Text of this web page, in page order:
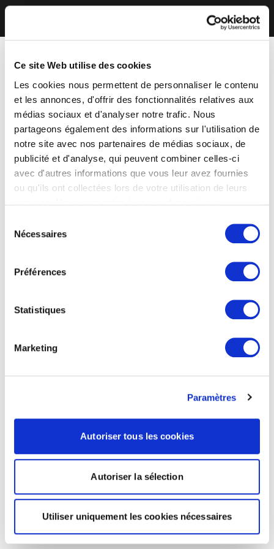
Ce site Web utilise des cookies
Les cookies nous permettent de personnaliser le contenu
et les annonces, d'offrir des fonctionnalités relatives aux
médias sociaux et d'analyser notre trafic. Nous
partageons également des informations sur l'utilisation de
notre site avec nos partenaires de médias sociaux, de
publicité et d'analyse, qui peuvent combiner celles-ci
avec d'autres informations que vous leur avez fournies
ou qu'ils ont collectées lors de votre utilisation de leurs
Nécessaires
Préférences
Statistiques
Marketing
Paramètres
Autoriser tous les cookies
Autoriser la sélection
Utiliser uniquement les cookies nécessaires